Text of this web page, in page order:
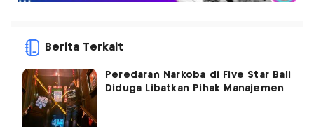
Berita Terkait
Peredaran Narkoba di Five Star Bali
Diduga Libatkan Pihak Manajemen